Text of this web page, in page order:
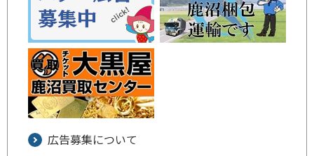
広告募集について